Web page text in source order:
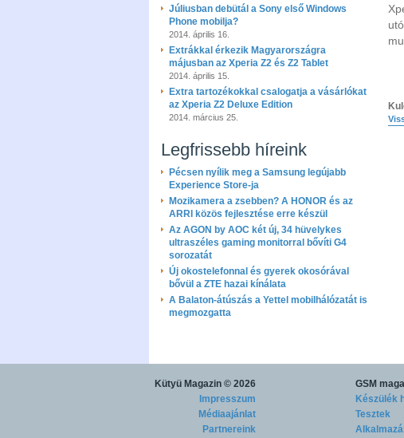
Júliusban debütál a Sony első Windows
Phone mobilja?
2014. április 16.
Extrákkal érkezik Magyarországra
májusban az Xperia Z2 és Z2 Tablet
2014. április 15.
Extra tartozékokkal csalogatja a vásárlókat
az Xperia Z2 Deluxe Edition
2014. március 25.
Legfrissebb híreink
Pécsen nyílik meg a Samsung legújabb
Experience Store-ja
Mozikamera a zsebben? A HONOR és az
ARRI közös fejlesztése erre készül
Az AGON by AOC két új, 34 hüvelykes
ultraszéles gaming monitorral bővíti G4
sorozatát
Új okostelefonnal és gyerek okosórával
bővül a ZTE hazai kínálata
A Balaton-átúszás a Yettel mobilhálózatát is
megmozgatta
Kütyü Magazin © 2026
Impresszum
Médiaajánlat
Partnereink
GSM
Készülék
Tesztek